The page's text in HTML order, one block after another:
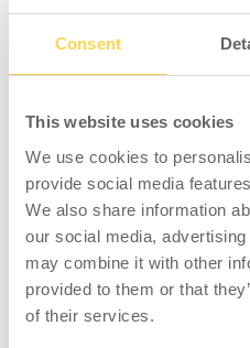
Consent
This website uses cookies
We use cookies to
provide social media
We also share information
our social media,
may combine it with other
provided to them or that
of their services.
Neigbarer Tisch LD300
1400x800 mm
11-404-001-H
und Lagerstatus anmelden.
Neigbarer Tisch LD300